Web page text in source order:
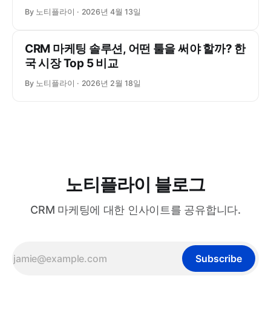
By 노티플라이 2026년 4월 13일
CRM 마케팅 솔루션, 어떤 툴을 써야 할까? 한
국 시장 Top 5 비교
By 노티플라이 2026년 2월 18일
노티플라이 블로그
CRM 마케팅에 대한 인사이트를 공유합니다.
Subscribe